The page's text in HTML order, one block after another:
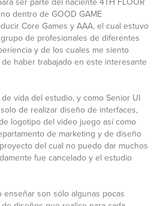
dentro de GOOD GAME
Core Games y AAA, el cual estuvo
de profesionales de diferentes
y de los cuales me siento
haber trabajado en este interesante
vida del estudio, y como Senior UI
de realizar diseño de interfaces,
logotipo del video juego así como
de marketing y de diseño
del cual no puedo dar muchos
fue cancelado y el estudio
enseñar son sólo algunas pocas